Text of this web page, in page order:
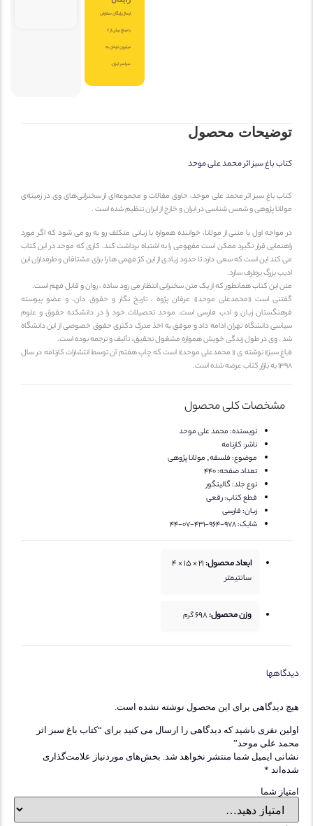
ارسال رایگان سفارش
میلیون تومان به
محصول
باغ سبز اثر محمد علی موحد
باغ سبز اثر محمد علی موحد، حاوی مقالات و مجموعه‌ای از سخنرانی‌های وی در زمینه‌ی
پژوهی و شمس شناسی در ایران و خارج از ایران تنظیم شده است .
مواجه اول با متنی از مولانا، خواننده همواره با زبانی متکلف رو به رو می شود که اگر مورد
قرار نگیرد ممکن است مفهومی را به اشتباه برداشت کند. کاری که موحد در این کتاب
کند این است که سعی دارد تا حدود زیادی از این کژ فهمی ها را برای مشتاقان و طرفداران این
بزرگ برطرف سازد.
این کتاب همانطور که از یک متن سخنرانی انتظار می رود ساده ، روان و قابل فهم است.
است «محمدعلی موحد» عرفان پژوه ، تاریخ نگار و حقوق دان، و عضو پیوسته
زبان و ادب فارسی است. موحد تحصیلات خود را در دانشکده حقوق و علوم
دانشگاه تهران ادامه داد و موفق به اخذ مدرک دکتری حقوق خصوصی از این دانشگاه
. وی در طول زندگی خویش همواره مشغول تحقیق، تألیف و ترجمه بوده است.
سبز» نوشته ی « محمدعلی موحد» است که چاپ هفتم آن توسط انتشارات کارنامه در سال
مشخصات کلی محصول
نویسنده:محمد علی موحد
کارنامه
موضوع: فلسفه, مولانا پژوهی
تعداد صفحه:440
نوع جلد:گالینگور
قطع کتاب:رقعی
زبان:فارسی
شابک:
ابعاد محصول:
21 × 15 × 4
سانتیمتر
وزن محصول:698گرم
دیدگاهی برای این محصول نوشته نشده است.
نفری باشید که دیدگاهی را ارسال می کنید برای “کتاب باغ سبز اثر
علی موحد”
ایمیل شما منتشر نخواهد شد. بخش‌های موردنیاز علامت‌گذاری
*
شما